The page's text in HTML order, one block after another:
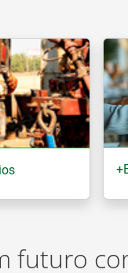
futuro